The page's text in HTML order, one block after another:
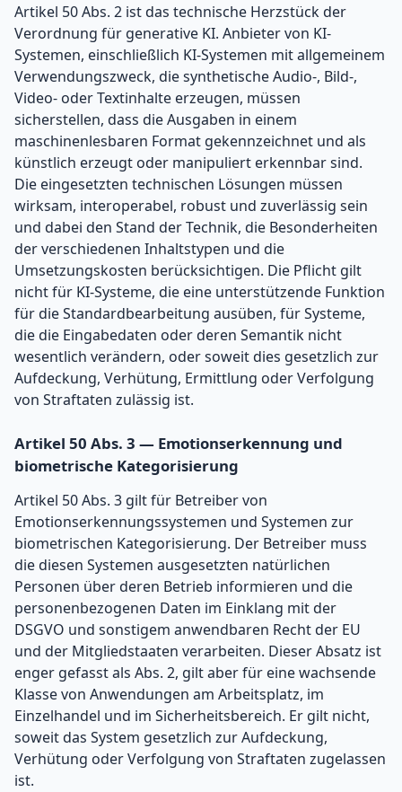
Artikel 50 Abs. 2 ist das technische Herzstück der
Verordnung für generative KI. Anbieter von KI-
Systemen, einschließlich KI-Systemen mit allgemeinem
Verwendungszweck, die synthetische Audio-, Bild-,
Video- oder Textinhalte erzeugen, müssen
sicherstellen, dass die Ausgaben in einem
maschinenlesbaren Format gekennzeichnet und als
künstlich erzeugt oder manipuliert erkennbar sind.
Die eingesetzten technischen Lösungen müssen
wirksam, interoperabel, robust und zuverlässig sein
und dabei den Stand der Technik, die Besonderheiten
der verschiedenen Inhaltstypen und die
Umsetzungskosten berücksichtigen. Die Pflicht gilt
nicht für KI-Systeme, die eine unterstützende Funktion
für die Standardbearbeitung ausüben, für Systeme,
die die Eingabedaten oder deren Semantik nicht
wesentlich verändern, oder soweit dies gesetzlich zur
Aufdeckung, Verhütung, Ermittlung oder Verfolgung
von Straftaten zulässig ist.
Artikel 50 Abs. 3 — Emotionserkennung und
biometrische Kategorisierung
Artikel 50 Abs. 3 gilt für Betreiber von
Emotionserkennungssystemen und Systemen zur
biometrischen Kategorisierung. Der Betreiber muss
die diesen Systemen ausgesetzten natürlichen
Personen über deren Betrieb informieren und die
personenbezogenen Daten im Einklang mit der
DSGVO und sonstigem anwendbaren Recht der EU
und der Mitgliedstaaten verarbeiten. Dieser Absatz ist
enger gefasst als Abs. 2, gilt aber für eine wachsende
Klasse von Anwendungen am Arbeitsplatz, im
Einzelhandel und im Sicherheitsbereich. Er gilt nicht,
soweit das System gesetzlich zur Aufdeckung,
Verhütung oder Verfolgung von Straftaten zugelassen
ist.